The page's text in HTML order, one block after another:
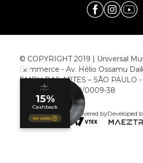
© COPYRIGHT 2019 | Universal
Commerce - Av. Hélio Ossamu
EMBU DAS ARTES – SÃO PAULO
CNPJ: 00.952.789/0009-38
Powered byDeveloped